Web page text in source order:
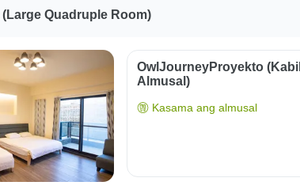
(Large Quadruple Room)
OwlJourneyProyekto
Almusal)
Kasama ang almusal